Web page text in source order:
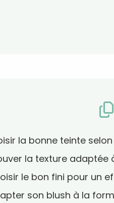
la bonne teinte
la texture adaptée
le bon fini pour un
son blush à la